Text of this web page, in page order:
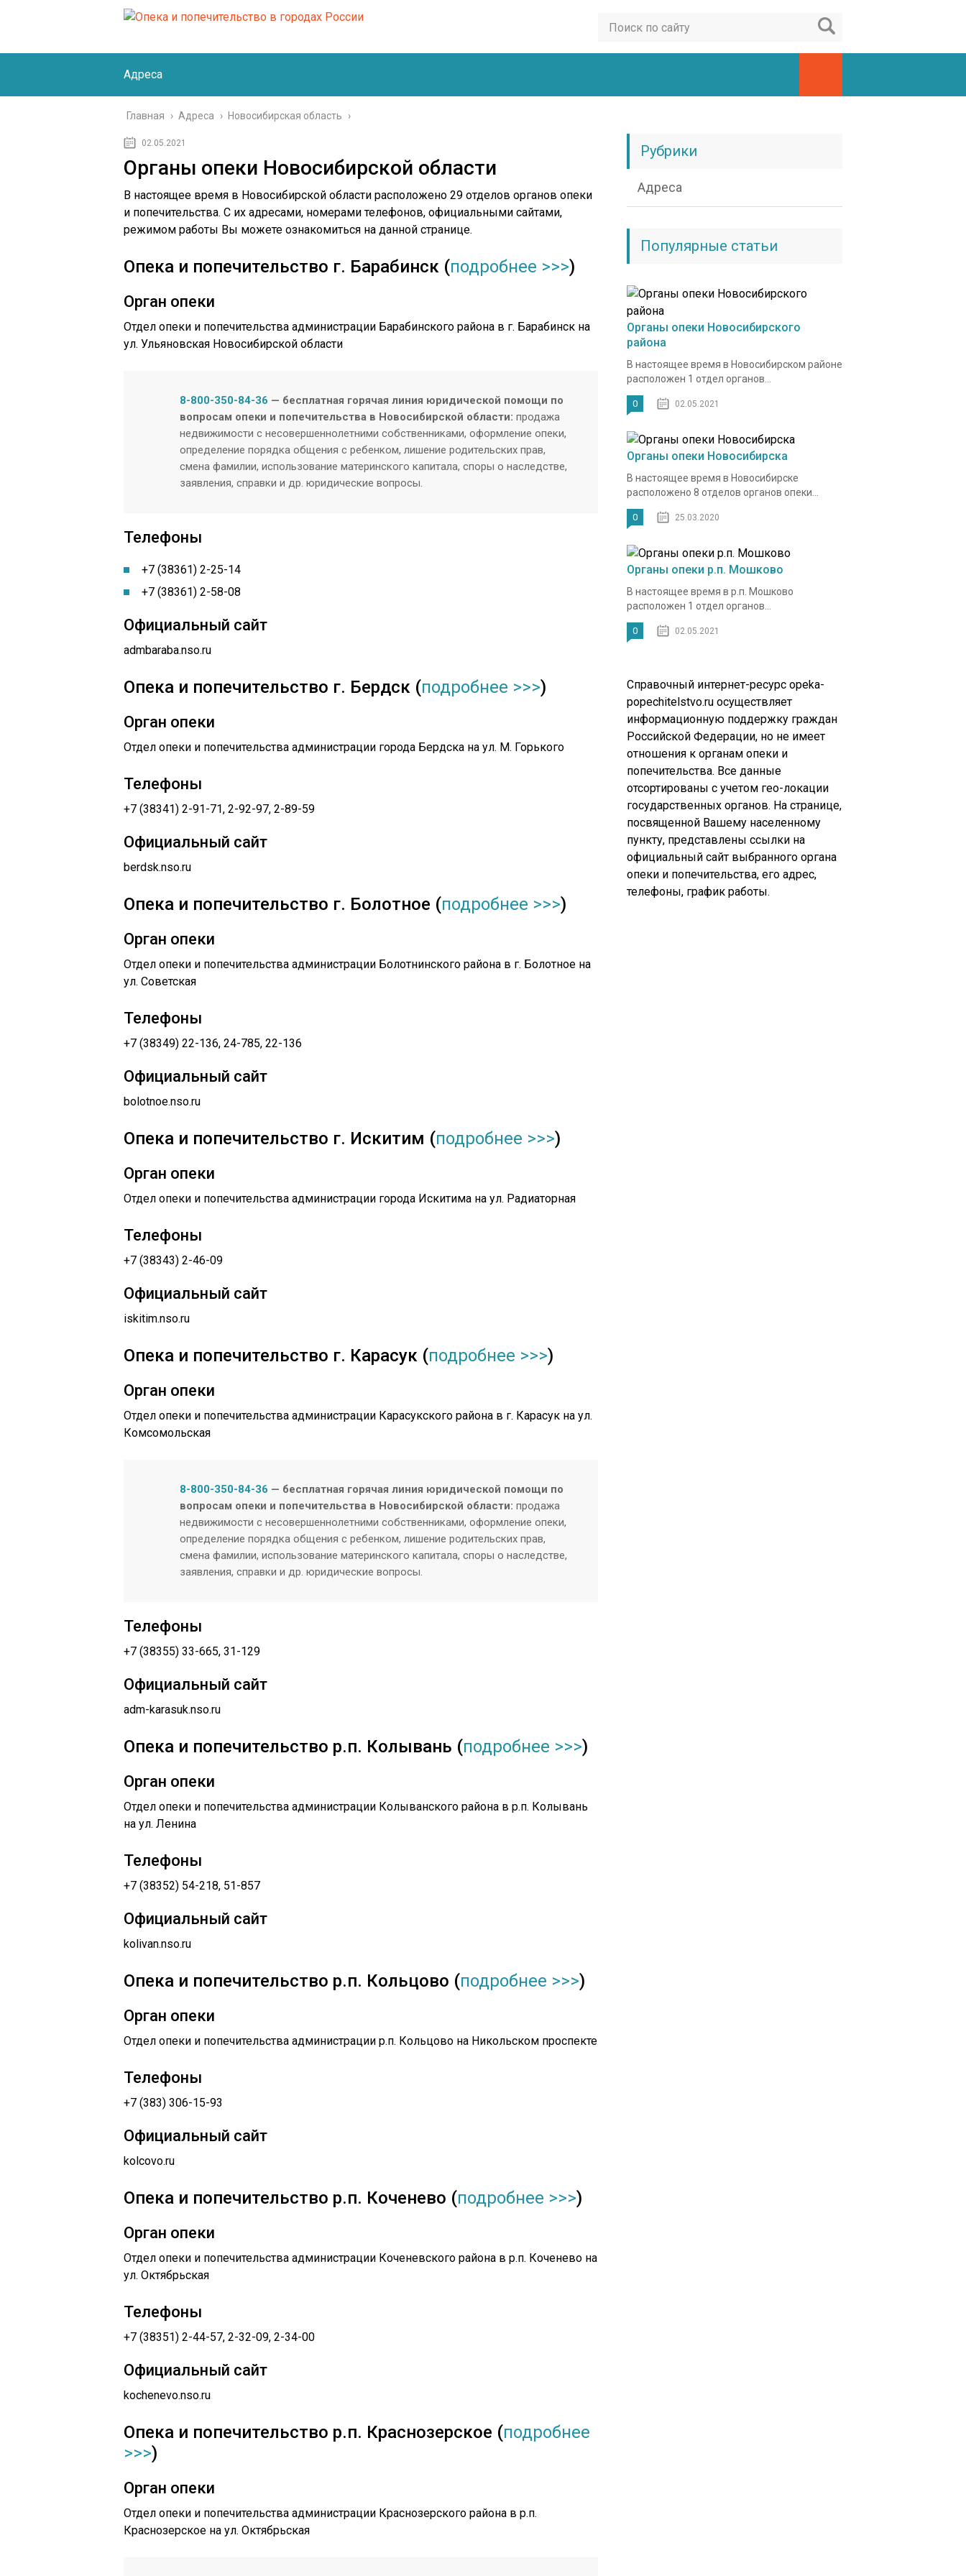
Адреса
Главная › Адреса › Новосибирская область ›
02.05.2021
Органы опеки Новосибирской области
В настоящее время в Новосибирской области расположено 29 отделов органов опеки
и попечительства. С их адресами, номерами телефонов, официальными сайтами,
режимом работы Вы можете ознакомиться на данной странице.
Опека и попечительство г. Барабинск (подробнее >>>)
Орган опеки
Отдел опеки и попечительства администрации Барабинского района в г. Барабинск на
ул. Ульяновская Новосибирской области
8-800-350-84-36 — бесплатная горячая линия юридической помощи по
вопросам опеки и попечительства в Новосибирской области: продажа
недвижимости с несовершеннолетними собственниками, оформление опеки,
определение порядка общения с ребенком, лишение родительских прав,
смена фамилии, использование материнского капитала, споры о наследстве,
заявления, справки и др. юридические вопросы.
Телефоны
+7 (38361) 2-25-14
+7 (38361) 2-58-08
Официальный сайт
admbaraba.nso.ru
Опека и попечительство г. Бердск (подробнее >>>)
Орган опеки
Отдел опеки и попечительства администрации города Бердска на ул. М. Горького
Телефоны
+7 (38341) 2-91-71, 2-92-97, 2-89-59
Официальный сайт
berdsk.nso.ru
Опека и попечительство г. Болотное (подробнее >>>)
Орган опеки
Отдел опеки и попечительства администрации Болотнинского района в г. Болотное на
ул. Советская
Телефоны
+7 (38349) 22-136, 24-785, 22-136
Официальный сайт
bolotnoe.nso.ru
Опека и попечительство г. Искитим (подробнее >>>)
Орган опеки
Отдел опеки и попечительства администрации города Искитима на ул. Радиаторная
Телефоны
+7 (38343) 2-46-09
Официальный сайт
iskitim.nso.ru
Опека и попечительство г. Карасук (подробнее >>>)
Орган опеки
Отдел опеки и попечительства администрации Карасукского района в г. Карасук на ул.
Комсомольская
8-800-350-84-36 — бесплатная горячая линия юридической помощи по
вопросам опеки и попечительства в Новосибирской области: продажа
недвижимости с несовершеннолетними собственниками, оформление опеки,
определение порядка общения с ребенком, лишение родительских прав,
смена фамилии, использование материнского капитала, споры о наследстве,
заявления, справки и др. юридические вопросы.
Телефоны
+7 (38355) 33-665, 31-129
Официальный сайт
adm-karasuk.nso.ru
Опека и попечительство р.п. Колывань (подробнее >>>)
Орган опеки
Отдел опеки и попечительства администрации Колыванского района в р.п. Колывань
на ул. Ленина
Телефоны
+7 (38352) 54-218, 51-857
Официальный сайт
kolivan.nso.ru
Опека и попечительство р.п. Кольцово (подробнее >>>)
Орган опеки
Отдел опеки и попечительства администрации р.п. Кольцово на Никольском проспекте
Телефоны
+7 (383) 306-15-93
Официальный сайт
kolcovo.ru
Опека и попечительство р.п. Коченево (подробнее >>>)
Орган опеки
Отдел опеки и попечительства администрации Коченевского района в р.п. Коченево на
ул. Октябрьская
Телефоны
+7 (38351) 2-44-57, 2-32-09, 2-34-00
Официальный сайт
kochenevo.nso.ru
Опека и попечительство р.п. Краснозерское (подробнее
>>>)
Орган опеки
Отдел опеки и попечительства администрации Краснозерского района в р.п.
Краснозерское на ул. Октябрьская
Рубрики
Адреса
Популярные статьи
Органы опеки Новосибирского
района
В настоящее время в Новосибирском районе
расположен 1 отдел органов...
0 02.05.2021
Органы опеки Новосибирска
В настоящее время в Новосибирске
расположено 8 отделов органов опеки...
0 25.03.2020
Органы опеки р.п. Мошково
В настоящее время в р.п. Мошково
расположен 1 отдел органов...
0 02.05.2021
Справочный интернет-ресурс opeka-
popechitelstvo.ru осуществляет
информационную поддержку граждан
Российской Федерации, но не имеет
отношения к органам опеки и
попечительства. Все данные
отсортированы с учетом гео-локации
государственных органов. На странице,
посвященной Вашему населенному
пункту, представлены ссылки на
официальный сайт выбранного органа
опеки и попечительства, его адрес,
телефоны, график работы.